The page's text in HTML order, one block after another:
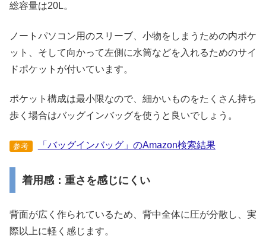
総容量は20L。
ノートパソコン用のスリーブ、小物をしまうための内ポケ
ット、そして向かって左側に水筒などを入れるためのサイ
ドポケットが付いています。
ポケット構成は最小限なので、細かいものをたくさん持ち
歩く場合はバッグインバッグを使うと良いでしょう。
参考 「バッグインバッグ」のAmazon検索結果
着用感：重さを感じにくい
背面が広く作られているため、背中全体に圧が分散し、実
際以上に軽く感じます。